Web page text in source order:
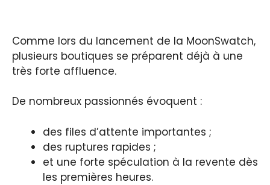
Comme lors du lancement de la MoonSwatch,
plusieurs boutiques se préparent déjà à une
très forte affluence.
De nombreux passionnés évoquent :
des files d’attente importantes ;
des ruptures rapides ;
et une forte spéculation à la revente dès
les premières heures.